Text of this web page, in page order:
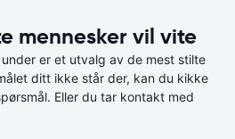
mennesker vil vite
er et utvalg av de mest stilte
ditt ikke står der, kan du kikke
Eller du tar kontakt med